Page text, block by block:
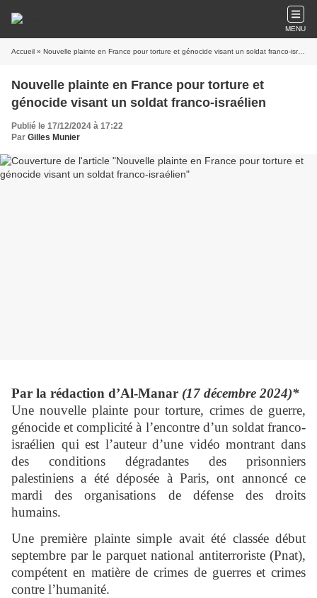
MENU
Accueil » Nouvelle plainte en France pour torture et génocide visant un soldat franco-israélien
Nouvelle plainte en France pour torture et
génocide visant un soldat franco-israélien
Publié le 17/12/2024 à 17:22
Par Gilles Munier
Par la rédaction d’Al-Manar (17 décembre 2024)*
Une nouvelle plainte pour torture, crimes de guerre,
génocide et complicité à l’encontre d’un soldat franco-
israélien qui est l’auteur d’une vidéo montrant dans
des conditions dégradantes des prisonniers
palestiniens a été déposée à Paris, ont annoncé ce
mardi des organisations de défense des droits
humains.
Une première plainte simple avait été classée début
septembre par le parquet national antiterroriste (Pnat),
compétent en matière de crimes de guerres et crimes
contre l’humanité.